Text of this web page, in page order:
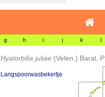
g h i j k l
Hyalorbilia juliae (Velen.) Baral,
Langspoorwasbekertje